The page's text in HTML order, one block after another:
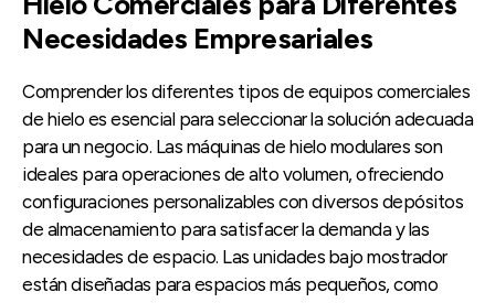
Necesidades Empresariales
Comprender los diferentes tipos de equipos comerciales
de hielo es esencial para seleccionar la solución adecuada
para un negocio. Las máquinas de hielo modulares son
ideales para operaciones de alto volumen, ofreciendo
configuraciones personalizables con diversos depósitos
de almacenamiento para satisfacer la demanda y las
necesidades de espacio. Las unidades bajo mostrador
están diseñadas para espacios más pequeños, como